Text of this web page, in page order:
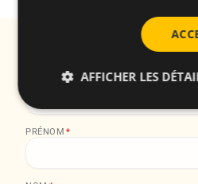
Abonnez-vous à notre
PRÉNOM *
AFFICHER LES